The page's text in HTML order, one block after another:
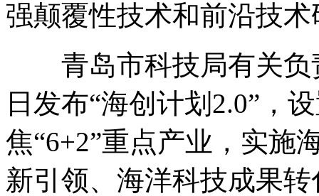
强颠覆性技术和前沿技术
青岛市科技局有关负
日发布“海创计划2.0”，
焦“6+2”重点产业，实施
新引领、海洋科技成果